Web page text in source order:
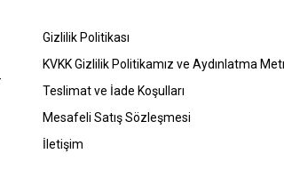
Gizlilik Politikası
KVKK Gizlilik Politikamız ve Aydınlatma
Teslimat ve İade Koşulları
Mesafeli Satış Sözleşmesi
İletişim